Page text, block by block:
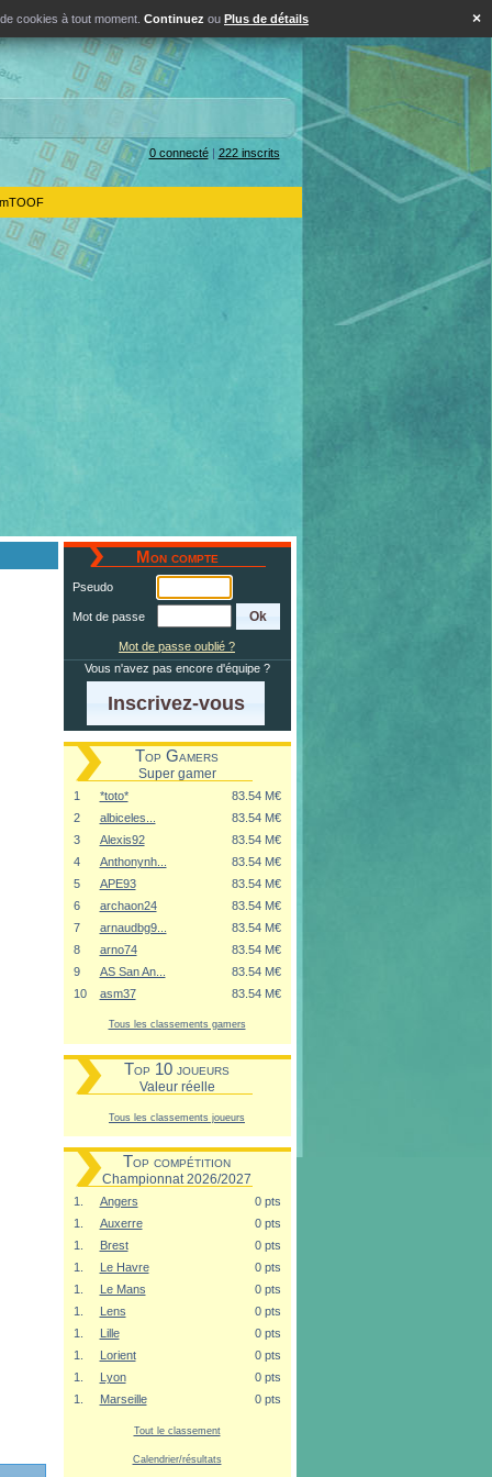
×
cookies à tout moment. Continuez ou Plus de détails
0 connecté| 222 inscrits
Mon compte
Pseudo
Mot de passe
Mot de passe oublié ?
Vous n'avez pas encore d'équipe ?
Inscrivez-vous
Top Gamers
Super gamer
1 *toto*
83.54 M€
2
albiceles...
83.54 M€
3
Alexis92
83.54 M€
4
Anthonynh...
83.54 M€
5
APE93
83.54 M€
6
archaon24
83.54 M€
7
arnaudbg9...
83.54 M€
8
arno74
83.54 M€
9
AS San An...
83.54 M€
10
asm37 83.54 M€
Tous les classements gamers
Top 10 joueurs
Valeur réelle
Tous les classements joueurs
Top compétition
Championnat 2026/2027
1. Angers
0 pts
1.
Auxerre
0 pts
1.
Brest
0 pts
1.
Le Havre
0 pts
1.
Le Mans
0 pts
1.
Lens
0 pts
1.
Lille
0 pts
1.
Lorient
0 pts
1.
Lyon
0 pts
1.
Marseille 0 pts
Tout le classement
Calendrier/résultats